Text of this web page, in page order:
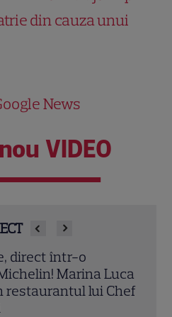
din cauza unui
News
VIDEO
direct într-o
Marina Luca
restaurantul lui Chef